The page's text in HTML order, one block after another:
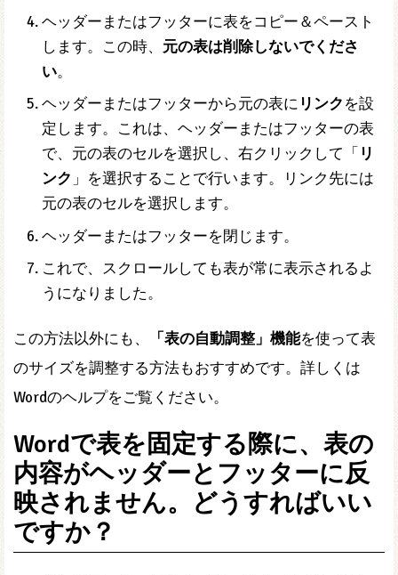
ヘッダーまたはフッターに表をコピー＆ペースト
します。この時、 元の表は削除しないでくださ
い。
ヘッダーまたはフッターから元の表に リンクを設
定します。これは、ヘッダーまたはフッターの表
で、元の表のセルを選択し、右クリックして「 リ
ンク 」を選択することで行います。リンク先には
元の表のセルを選択します。
ヘッダーまたはフッターを閉じます。
これで、スクロールしても表が常に表示されるよ
うになりました。
この方法以外にも、 「表の自動調整」機能を使って表
のサイズを調整する方法もおすすめです。詳しくは
Wordのヘルプをご覧ください。
Wordで表を固定する際に、表の
内容がヘッダーとフッターに反
映されません。どうすればいい
ですか？